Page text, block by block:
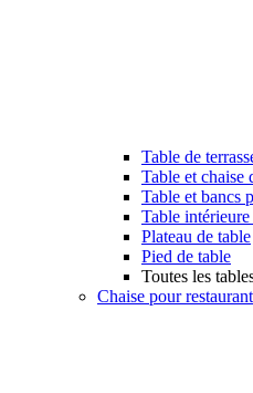
Table de
Table et chaise
Table et bancs
Table intérieure
Plateau de table
Pied de table
Toutes les
Chaise pour restaurant